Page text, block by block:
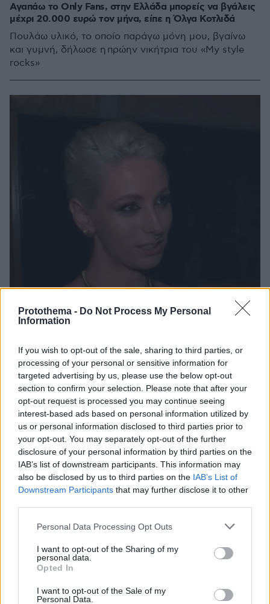
Protothema - Do Not Process My Personal
Information
If you wish to opt-out of the sale, sharing to third parties, or
processing of your personal or sensitive information for
targeted advertising by us, please use the below opt-out
section to confirm your selection. Please note that after your
opt-out request is processed you may continue seeing
interest-based ads based on personal information utilized by
us or personal information disclosed to third parties prior to
your opt-out. You may separately opt-out of the further
disclosure of your personal information by third parties on the
IAB’s list of downstream participants. This information may
also be disclosed by us to third parties on the IAB’s List of
Downstream Participants that may further disclose it to other
Please note that this website/app uses one or more Google
not limited to your visit or usage behaviour. You may click to
grant or deny consent to Google and its third-party tags to
use your data for below specified purposes in below Google
consent section.
Personal Data Processing Opt Outs
I want to opt-out of the Sharing of my
personal data.
Opted In
I want to opt-out of the Sale of my
Personal Data.
Αγαπάω το Only Fans, στην Ελλάδα μπορείς να βγάλεις
μέχρι 20.000 ευρώ τον μήνα, είπε η Όλγα Κοτλιδά
Πουλάω υλικό, το οποίο παράγω μόνη μου, βγαίνω
και γυμνή, δήλωσε η πρώην νικήτρια του «My style
rocks»
Όλγα Κοτλιδά: «Θα ήθελα να πάω στο "My Style Rocks"
ως κριτής»
«Έχω σκεφτεί την παρουσίαση κάποιας εκπομπής»
συμπλήρωσε
31.07.2023, 12:31 6